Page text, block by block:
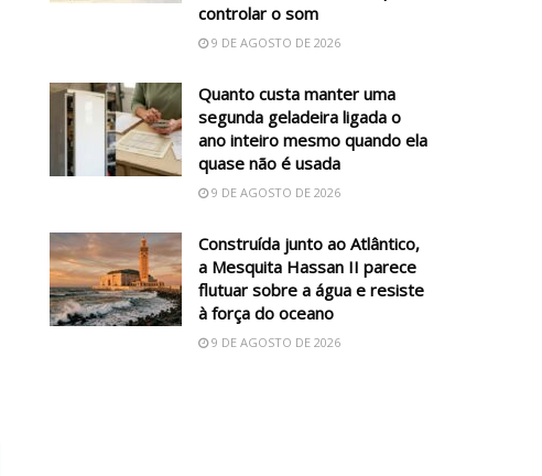
controlar o som
9 DE AGOSTO DE 2026
Quanto custa manter uma
segunda geladeira ligada o
ano inteiro mesmo quando ela
quase não é usada
9 DE AGOSTO DE 2026
Construída junto ao Atlântico,
a Mesquita Hassan II parece
flutuar sobre a água e resiste
à força do oceano
9 DE AGOSTO DE 2026